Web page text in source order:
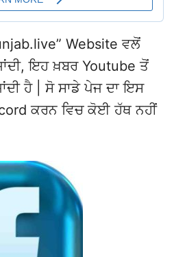
Website ਵਲੋਂ
ਇਹ ਖ਼ਬਰ Youtube ਤੋਂ
ਹੈ | ਸੋ ਸਾਡੇ ਪੇਜ ਦਾ ਇਸ
ਕਰਨ ਵਿਚ ਕੋਈ ਹੱਥ ਨਹੀਂ